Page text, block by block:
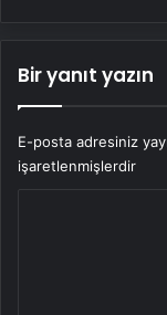
Bir yanıt yazın
E-posta adresiniz
işaretlenmişlerdir